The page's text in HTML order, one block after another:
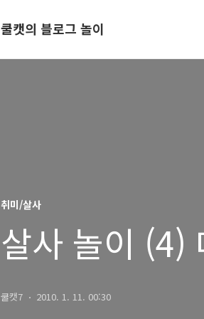
쿨캣의 블로그 놀이
취미/살사
살사 놀이 (4)
쿨캣7 2010. 1. 11. 00:30